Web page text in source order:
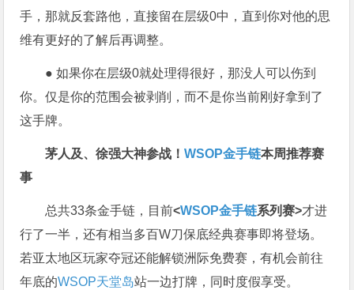
手，那就反套路他，直接留在层级0中，直到你对他的思
维有更好的了解后再调整。
● 如果你在层级0就处理得很好，那没人可以伤到
你。仅是你的范围会被剥削，而不是你当前刚好拿到了
这手牌。
茅人及、徐强大神参战！WSOP金手链本周推荐赛
事
总共33条金手链，目前<WSOP金手链系列赛>才进
行了一半，还有相当多百W刀保底经典赛事即将登场。
若亚太地区玩家夺冠还能解锁洲际免费赛，有机会前往
年底的WSOP天堂岛站一边打牌，同时度假享受。